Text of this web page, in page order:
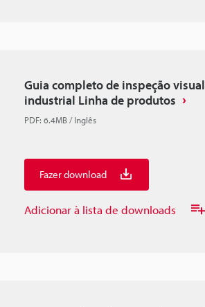
Guia completo de inspeção visual
industrial Linha de produtos
PDF: 6.4MB/Inglês
Fazer download
Adicionar à lista de downloads